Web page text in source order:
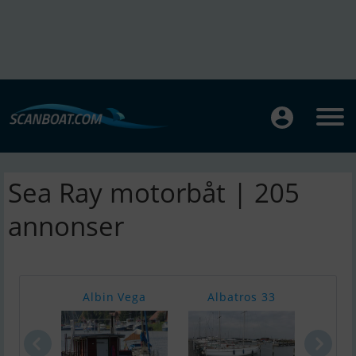
Sea Ray motorbåt | 205
annonser
Albin Vega Albatros 33